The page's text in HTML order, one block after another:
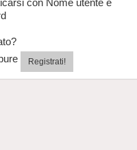
con Nome utente e
Registrati!